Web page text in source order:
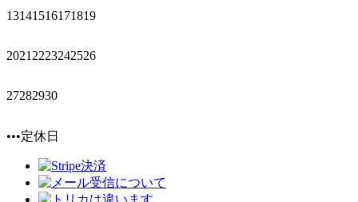
13141516171819
2021 2223242526
27282930
•••定休日